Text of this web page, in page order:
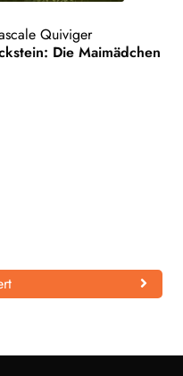
Quiviger
Die Maimädchen